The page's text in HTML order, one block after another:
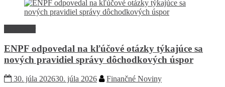
ENPF odpovedal na kľúčové otázky týkajúce sa
nových pravidiel správy dôchodkových úspor
30. júla 202630. júla 2026
Finančné Noviny